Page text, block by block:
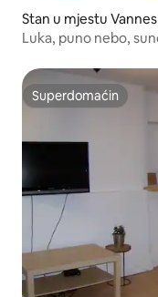
Stan u mjestu Vannes
Luka, puno nebo,
Superdomaćin
Superdomaćin